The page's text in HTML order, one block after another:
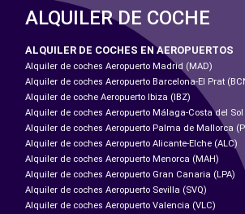
ALQUILER DE COCHE
ALQUILER DE COCHES EN AEROPUERTOS
Alquiler de coches Aeropuerto Madrid (MAD)
Alquiler de coches Aeropuerto Barcelona-El Prat
Alquiler de coche Aeropuerto Ibiza (IBZ)
Alquiler de coches Aeropuerto Málaga-Costa del Sol
Alquiler de coches Aeropuerto Palma de Mallorca
Alquiler de coches Aeropuerto Alicante-Elche (ALC)
Alquiler de coches Aeropuerto Menorca (MAH)
Alquiler de coches Aeropuerto Gran Canaria (LPA)
Alquiler de coches Aeropuerto Sevilla (SVQ)
Alquiler de coches Aeropuerto Valencia (VLC)